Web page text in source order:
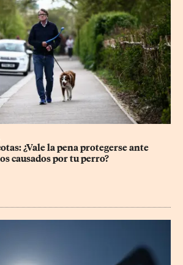
¿Vale la pena protegerse ante
causados por tu perro?